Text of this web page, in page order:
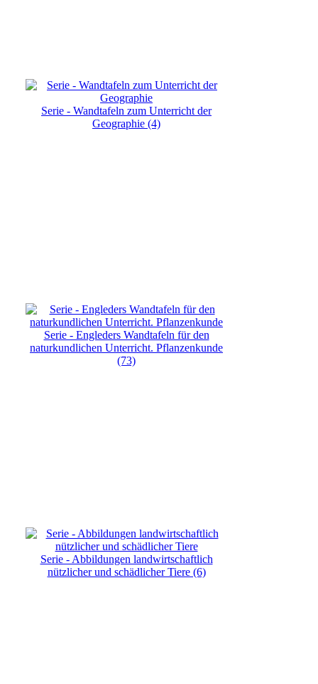
Serie - Wandtafeln zum Unterricht der
Geographie (4)
Serie - Engleders Wandtafeln für den
naturkundlichen Unterricht. Pflanzenkunde
(73)
Serie - Abbildungen landwirtschaftlich
nützlicher und schädlicher Tiere (6)